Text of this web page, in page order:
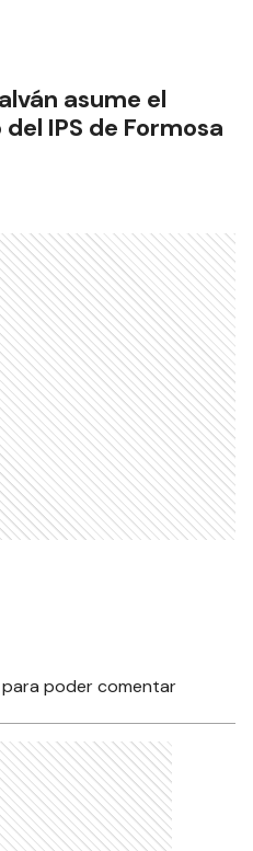
asume el
IPS de Formosa
para poder comentar